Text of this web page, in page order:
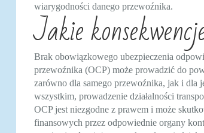
wiarygodności danego przewoźnika.
Jakie
Brak obowiązkowego ubezpieczenia
przewoźnika (OCP) może prowadzić do
zarówno dla samego przewoźnika, jak i dla
wszystkim, prowadzenie działalności
OCP jest niezgodne z prawem i może
finansowych przez odpowiednie organy